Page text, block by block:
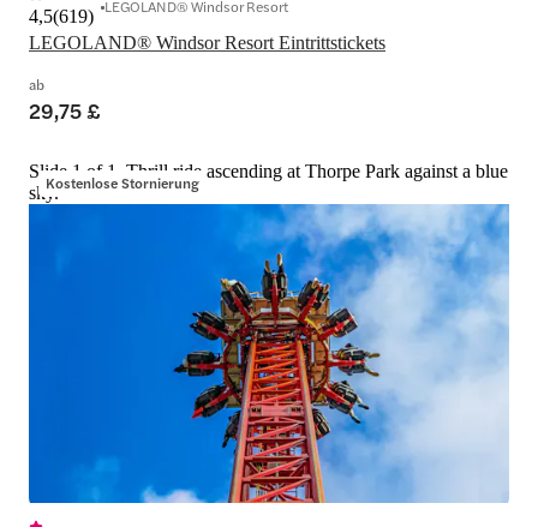
LEGOLAND® Windsor Resort Eintrittstickets
4,5(619) LEGOLAND® Windsor Resort
ab
29,75 £
Kostenlose Stornierung
Slide 1 of 1, Thrill ride ascending at Thorpe Park against a blue
sky.